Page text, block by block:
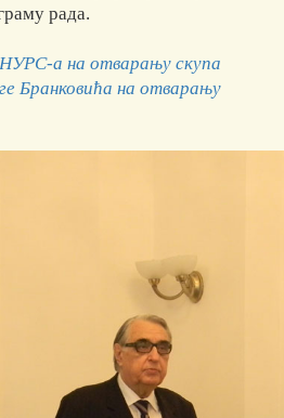
рада.
а на отварању скупа
Бранковића на отварању